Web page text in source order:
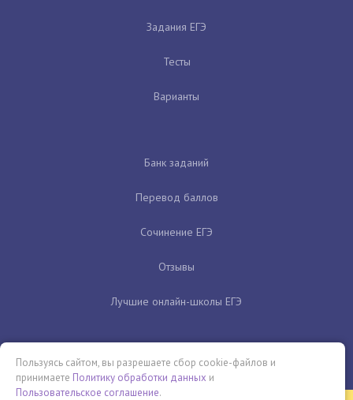
Задания ЕГЭ
Тесты
Варианты
Банк заданий
Перевод баллов
Сочинение ЕГЭ
Отзывы
Лучшие онлайн-школы ЕГЭ
Пользуясь сайтом, вы разрешаете сбор cookie-файлов и
принимаете Политику обработки данных и
Пользовательское соглашение.